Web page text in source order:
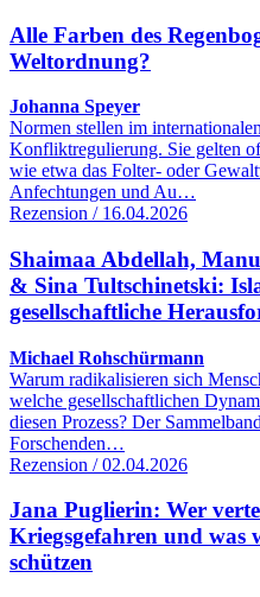
Alle Farben des
Weltordnung?
Johanna Speyer
Normen stellen im
Konfliktregulierung. Sie gelten
wie etwa das Folter- oder
Anfechtungen und Au…
Rezension / 16.04.2026
Shaimaa Abdellah,
& Sina Tultschinetski:
gesellschaftliche
Michael Rohschürmann
Warum radikalisieren sich
welche gesellschaftlichen
diesen Prozess? Der
Forschenden…
Rezension / 02.04.2026
Jana Puglierin: Wer
Kriegsgefahren und was
schützen